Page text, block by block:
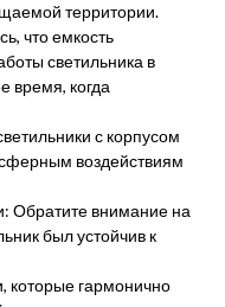
территории.
что емкость
светильника в
время, когда
с корпусом
воздействиям
Обратите внимание на
был устойчив к
которые гармонично